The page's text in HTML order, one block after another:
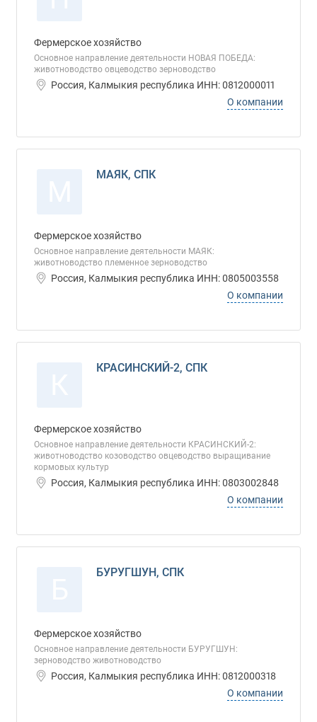
Фермерское хозяйство
Основное направление деятельности НОВАЯ ПОБЕДА:
животноводство овцеводство зерноводство
Россия, Калмыкия республика ИНН: 0812000011
О компании
МАЯК, СПК
Фермерское хозяйство
Основное направление деятельности МАЯК:
животноводство племенное зерноводство
Россия, Калмыкия республика ИНН: 0805003558
О компании
КРАСИНСКИЙ-2, СПК
Фермерское хозяйство
Основное направление деятельности КРАСИНСКИЙ-2:
животноводство козоводство овцеводство выращивание
кормовых культур
Россия, Калмыкия республика ИНН: 0803002848
О компании
БУРУГШУН, СПК
Фермерское хозяйство
Основное направление деятельности БУРУГШУН:
зерноводство животноводство
Россия, Калмыкия республика ИНН: 0812000318
О компании